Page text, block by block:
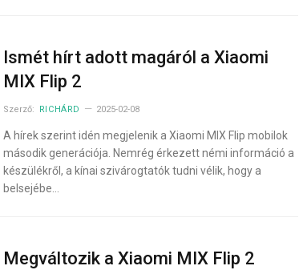
Ismét hírt adott magáról a Xiaomi
MIX Flip 2
Szerző: RICHÁRD 2025-02-08
A hírek szerint idén megjelenik a Xiaomi MIX Flip mobilok
második generációja. Nemrég érkezett némi információ a
készülékről, a kínai szivárogtatók tudni vélik, hogy a
belsejébe…
Megváltozik a Xiaomi MIX Flip 2